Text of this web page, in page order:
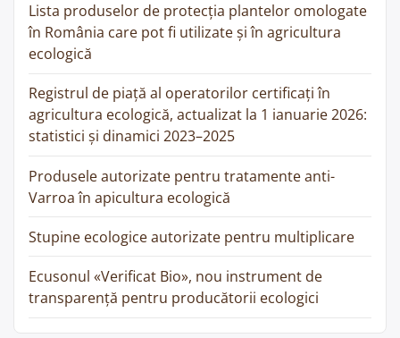
Lista produselor de protecția plantelor omologate
în România care pot fi utilizate și în agricultura
ecologică
Registrul de piață al operatorilor certificați în
agricultura ecologică, actualizat la 1 ianuarie 2026:
statistici și dinamici 2023–2025
Produsele autorizate pentru tratamente anti-
Varroa în apicultura ecologică
Stupine ecologice autorizate pentru multiplicare
Ecusonul «Verificat Bio», nou instrument de
transparență pentru producătorii ecologici